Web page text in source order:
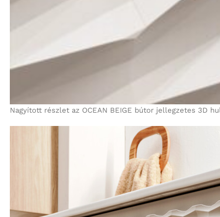
Nagyított részlet az OCEAN BEIGE bútor jellegzetes 3D